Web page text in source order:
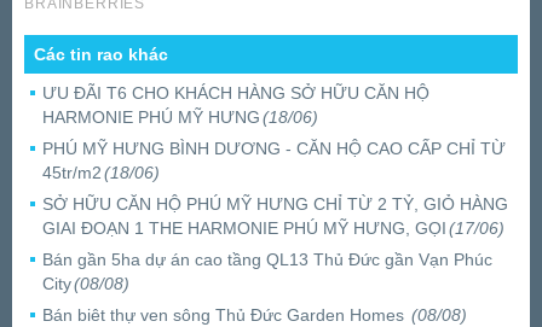
Các tin rao khác
ƯU ĐÃI T6 CHO KHÁCH HÀNG SỞ HỮU CĂN HỘ
HARMONIE PHÚ MỸ HƯNG(18/06)
PHÚ MỸ HƯNG BÌNH DƯƠNG - CĂN HỘ CAO CẤP CHỈ TỪ
45tr/m2(18/06)
SỞ HỮU CĂN HỘ PHÚ MỸ HƯNG CHỈ TỪ 2 TỶ, GIỎ HÀNG
GIAI ĐOẠN 1 THE HARMONIE PHÚ MỸ HƯNG, GỌI(17/06)
Bán gần 5ha dự án cao tầng QL13 Thủ Đức gần Vạn Phúc
City(08/08)
Bán biêt thự ven sông Thủ Đức Garden Homes (08/08)